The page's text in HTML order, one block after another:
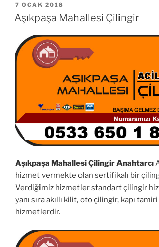
YAYIM
TARIHI
7 OCAK 2018
Aşıkpaşa Mahallesi Çilingir
Aşıkpaşa Mahallesi Çilingir Anahtarcı
hizmet vermekte olan sertifikalı bir
Verdiğimiz hizmetler standart çilingir
yanı sıra akıllı kilit, oto çilingir, kapı
hizmetlerdir.